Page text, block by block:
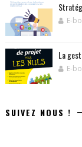
E-
La
E-
SUIVEZ NOUS !